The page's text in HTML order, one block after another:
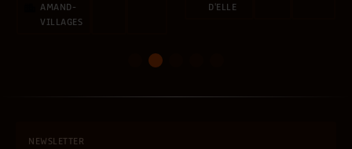
AMAND-
VILLAGES
D'ELLE
4
NEWSLETTER